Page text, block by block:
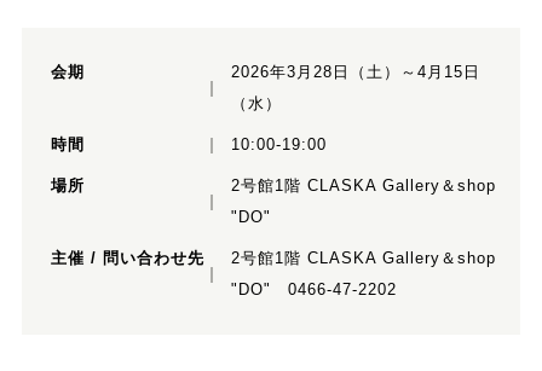
会期
2026年3月28日（土）～4月15日
（水）
時間 10:00-19:00
場所
2号館1階 CLASKA Gallery＆shop
"DO"
主催 / 問い合わせ先
2号館1階 CLASKA Gallery＆shop
"DO" 0466-47-2202